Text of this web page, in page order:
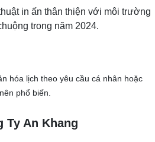
in ấn thân thiện với môi trường
trong năm 2024.
hóa lịch theo yêu cầu cá nhân hoặc
phổ biến.
Ty An Khang